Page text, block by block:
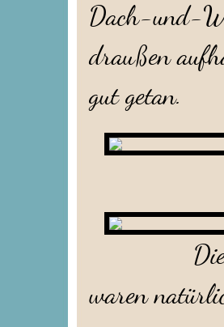
Dach-und-
draußen
gut getan.
waren